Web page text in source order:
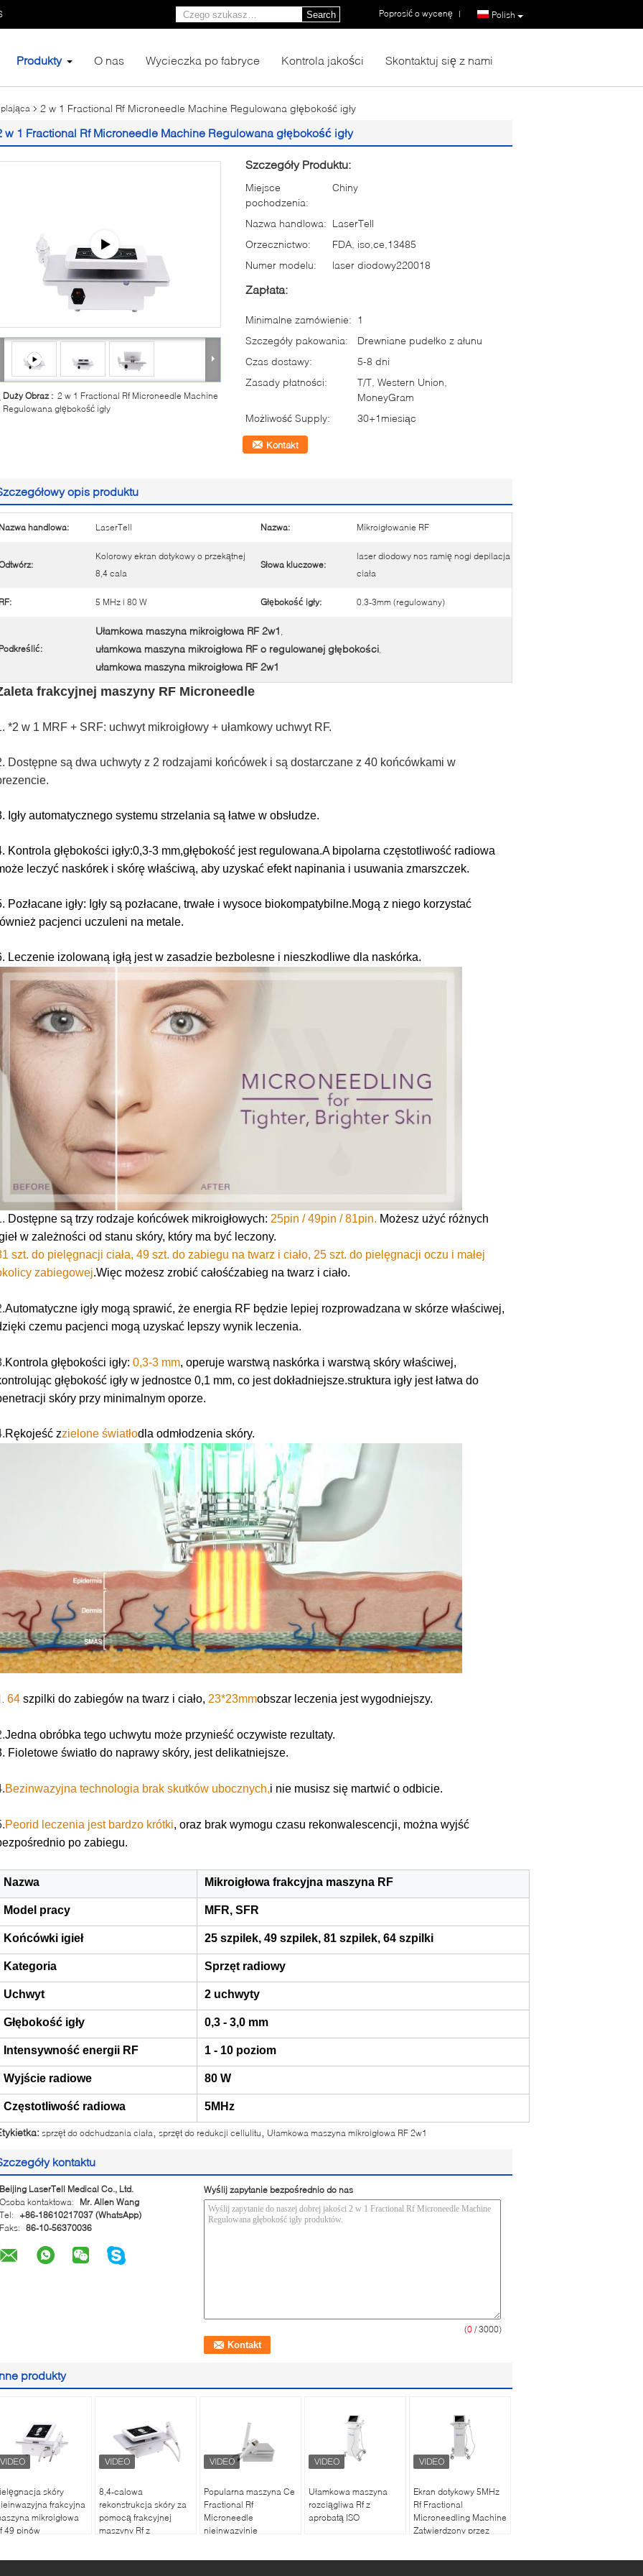
Polish
Poprosić o wycenę |
Search
Produkty O nas Wycieczka po fabryce Kontrola jakości Skontaktuj się z nami
2 w 1 Fractional Rf Microneedle Machine Regulowana głębokość igły
w 1 Fractional Rf Microneedle Machine Regulowana głębokość igły
Duży Obraz : 2 w 1 Fractional Rf Microneedle Machine
Regulowana głębokość igły
Szczegóły Produktu:
Miejsce
pochodzenia:
Chiny
Nazwa handlowa: LaserTell
Orzecznictwo:
FDA, iso,ce,13485
Numer modelu:
laser diodowy220018
Zapłata:
Minimalne zamówienie: 1
Szczegóły pakowania:
Drewniane pudełko z ałunu
Czas dostawy:
5-8 dni
Zasady płatności:
T/T, Western Union,
MoneyGram
Możliwość Supply:
30+1miesiąc
Kontakt
opis produktu
handlowa: LaserTell Nazwa: Mikroigłowanie RF
Kolorowy ekran dotykowy o przekątnej
8,4 cala
Słowa kluczowe:
laser diodowy nos ramię nogi depilacja
ciała
5 MHz i 80 W Głębokość igły: 0.3-3mm (regulowany)
Ułamkowa maszyna mikroigłowa RF 2w1 ,
ułamkowa maszyna mikroigłowa RF o regulowanej głębokości,
ułamkowa maszyna mikroigłowa RF 2w1
frakcyjnej maszyny RF Microneedle
*2 w 1 MRF + SRF: uchwyt mikroigłowy + ułamkowy uchwyt RF.
Dostępne są dwa uchwyty z 2 rodzajami końcówek i są dostarczane z 40 końcówkami w
Igły automatycznego systemu strzelania są łatwe w obsłudze.
Kontrola głębokości igły:0,3-3 mm,głębokość jest regulowana.A bipolarna częstotliwość radiowa
leczyć naskórek i skórę właściwą, aby uzyskać efekt napinania i usuwania zmarszczek.
Pozłacane igły: Igły są pozłacane, trwałe i wysoce biokompatybilne.Mogą z niego korzystać
pacjenci uczuleni na metale.
Leczenie izolowaną igłą jest w zasadzie bezbolesne i nieszkodliwe dla naskórka.
Dostępne są trzy rodzaje końcówek mikroigłowych: 25pin / 49pin / 81pin. Możesz użyć różnych
w zależności od stanu skóry, który ma być leczony.
szt. do pielęgnacji ciała, 49 szt. do zabiegu na twarz i ciało, 25 szt. do pielęgnacji oczu i małej
zabiegowej.Więc możesz zrobić całośćzabieg na twarz i ciało.
Automatyczne igły mogą sprawić, że energia RF będzie lepiej rozprowadzana w skórze właściwej,
czemu pacjenci mogą uzyskać lepszy wynik leczenia.
Kontrola głębokości igły: 0,3-3 mm, operuje warstwą naskórka i warstwą skóry właściwej,
głębokość igły w jednostce 0,1 mm, co jest dokładniejsze.struktura igły jest łatwa do
skóry przy minimalnym oporze.
Rękojeść zzielone światłodla odmłodzenia skóry.
64 szpilki do zabiegów na twarz i ciało, 23*23mmobszar leczenia jest wygodniejszy.
Jedna obróbka tego uchwytu może przynieść oczywiste rezultaty.
Fioletowe światło do naprawy skóry, jest delikatniejsze.
Bezinwazyjna technologia brak skutków ubocznych,i nie musisz się martwić o odbicie.
Peorid leczenia jest bardzo krótki, oraz brak wymogu czasu rekonwalescencji, można wyjść
po zabiegu.
Nazwa Mikroigłowa frakcyjna maszyna RF
Model pracy MFR, SFR
Końcówki igieł 25 szpilek, 49 szpilek, 81 szpilek, 64 szpilki
Kategoria Sprzęt radiowy
Uchwyt 2 uchwyty
Głębokość igły 0,3 - 3,0 mm
Intensywność energii RF 1 - 10 poziom
Wyjście radiowe 80 W
Częstotliwość radiowa 5MHz
sprzęt do odchudzania ciała sprzęt do redukcji cellulitu Ułamkowa maszyna mikroigłowa RF 2w1
kontaktu
Beijing LaserTell Medical Co., Ltd.
Osoba kontaktowa:
Mr. Allen Wang
Tel:
+86-18610217037 (WhatsApp)
Faks: 86-10-56370036
Wyślij zapytanie bezpośrednio do nas
(0 / 3000)
produkty
skóry
frakcyjna
mikroigłowa
49 pinów
8,4-calowa
rekonstrukcja skóry za
pomocą frakcyjnej
maszyny Rf z
Popularna maszyna Ce
Fractional Rf
Microneedle
nieinwazyjnie
Ułamkowa maszyna
rozciągliwa Rf z
aprobatą ISO
Ekran dotykowy 5MHz
Rf Fractional
Microneedling Machine
Zatwierdzony przez